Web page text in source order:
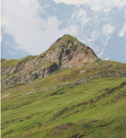
Suche